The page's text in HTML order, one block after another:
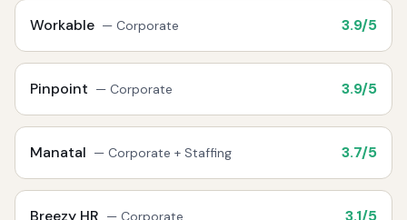
Workable — Corporate 3.9/5
Pinpoint — Corporate 3.9/5
Manatal — Corporate + Staffing 3.7/5
Breezy HR — Corporate 3.1/5